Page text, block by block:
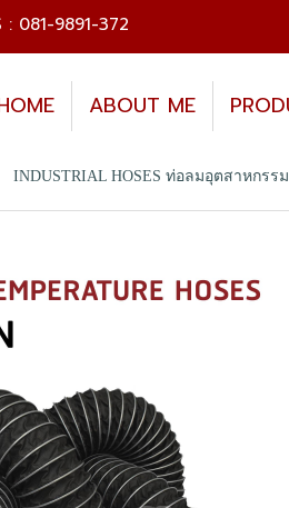
: 081-9891-372
ABOUT ME
INDUSTRIAL HOSES ท่อลมอุตสาหกรรม